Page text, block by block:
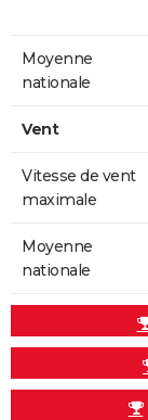
Moyenne
nationale
Vent
Vitesse de vent
maximale
Moyenne
nationale